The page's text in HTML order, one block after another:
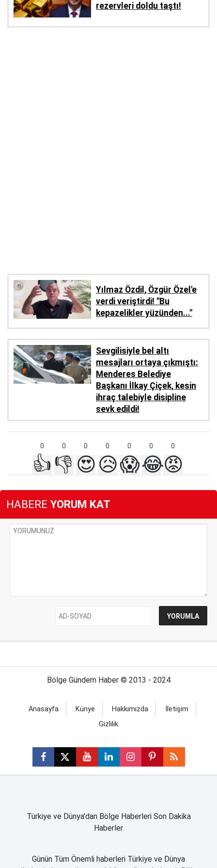
rezervleri doldu taştı!
Yılmaz Özdil, Özgür Özel'e
verdi veriştirdi! ''Bu
kepazelikler yüzünden..."
Sevgilisiyle bel altı
mesajları ortaya çıkmıştı:
Menderes Belediye
Başkanı İlkay Çiçek, kesin
ihraç talebiyle disipline
sevk edildi!
0 0 0 0 0 0 0
👍 👎 😍😥😱😂😡
HABERE YORUM KAT
Bölge Gündem Haber © 2013 - 2024
Anasayfa Künye Hakkımızda
İletişim
Gizlilik
Türkiye ve Dünya'dan Bölge Haberleri Son Dakika
Haberler
Günün Tüm Önemli haberleri Türkiye ve Dünya